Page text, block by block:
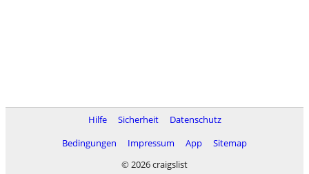
Hilfe Sicherheit
Datenschutz
Bedingungen
Impressum App
Sitemap
© 2026 craigslist